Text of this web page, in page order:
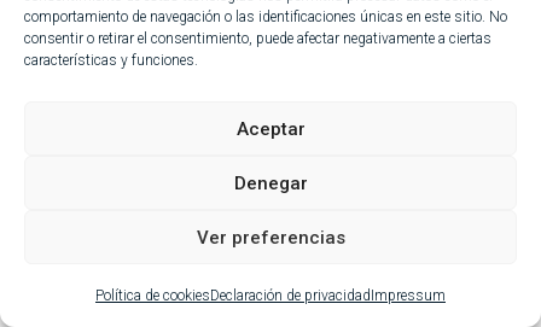
comportamiento de navegación o las identificaciones únicas en este sitio. No
consentir o retirar el consentimiento, puede afectar negativamente a ciertas
características y funciones.
Aceptar
Denegar
Ver preferencias
Política de cookiesDeclaración de privacidad Impressum
Desde San Pedro Alcántara